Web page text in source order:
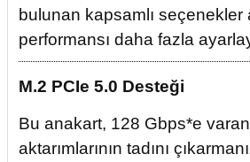
bulunan kapsamlı seçenekler
performansı daha fazla
M.2 PCIe 5.0 Desteği
Bu anakart, 128 Gbps*e varan
aktarımlarının tadını